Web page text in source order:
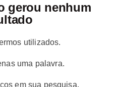
gerou nenhum
utilizados.
uma palavra.
em sua pesquisa.